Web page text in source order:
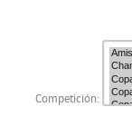
Competición: